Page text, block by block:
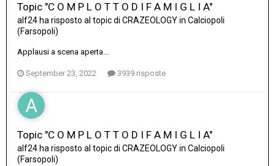
Topic "C O M P L O T T O D I F A M I G L I A"
alf24 ha risposto al topic di CRAZEOLOGYin Calciopoli
(Farsopoli)
Applausi a scena aperta...
September 23, 2022 3939 risposte
Topic "C O M P L O T T O D I F A M I G L I A"
alf24 ha risposto al topic di CRAZEOLOGYin Calciopoli
(Farsopoli)